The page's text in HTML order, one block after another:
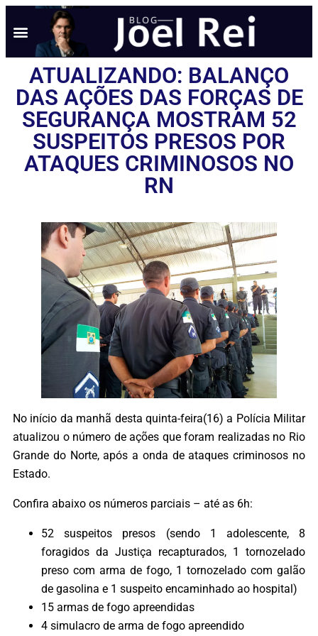
ATUALIZANDO: BALANÇO
DAS AÇÕES DAS FORÇAS DE
SEGURANÇA MOSTRAM 52
SUSPEITOS PRESOS POR
ATAQUES CRIMINOSOS NO
RN
No início da manhã desta quinta-feira(16) a Polícia Militar
atualizou o número de ações que foram realizadas no Rio
Grande do Norte, após a onda de ataques criminosos no
Estado.
Confira abaixo os números parciais – até as 6h:
52 suspeitos presos (sendo 1 adolescente, 8
foragidos da Justiça recapturados, 1 tornozelado
preso com arma de fogo, 1 tornozelado com galão
de gasolina e 1 suspeito encaminhado ao hospital)
15 armas de fogo apreendidas
4 simulacro de arma de fogo apreendido